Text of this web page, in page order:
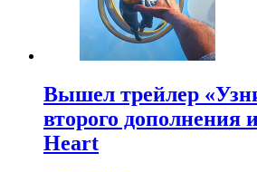
Вышел трейлер
второго дополнения
Heart